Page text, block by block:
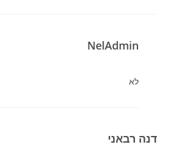
NelAdmin
לא
דנה רבאני